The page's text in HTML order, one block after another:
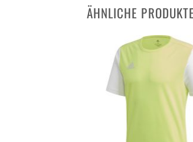
ÄHNLICHE PRODUKTE